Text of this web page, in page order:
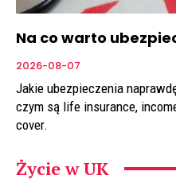
Na co warto
2026-08-07
Jakie ubezpieczenia
czym są life insurance,
cover.
Życie w UK